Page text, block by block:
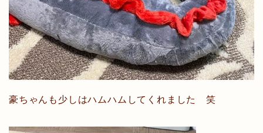
豪ちゃんも少しはハムハムしてくれました 笑